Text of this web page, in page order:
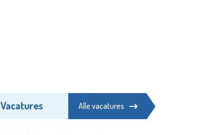
Vacatures Alle vacatures